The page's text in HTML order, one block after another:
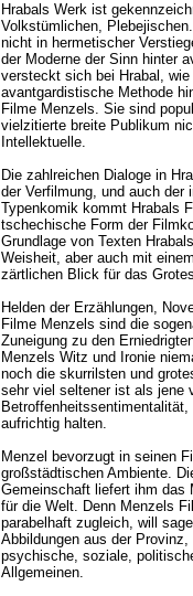
Hrabals Werk ist
Volkstümlichen,
nicht in herme­tischer
der Moderne der Sinn hinter
versteckt sich bei Hrabal,
avantgardistische Methode
Filme Menzels. Sie sind
vielzitierte breite Publikum
Intellektuelle.
Die zahlreichen Dialoge in
der Verfilmung, und auch
Typenkomik kommt Hrabals
tschechische Form der
Grundlage von Texten
Weisheit, aber auch mit
zärtlichen Blick für das
Helden der Erzählungen,
Filme Menzels sind die
Zuneigung zu den
Menzels Witz und Ironie
noch die skurrilsten und
sehr viel seltener ist als jene
aufrichtig halten.
Menzel bevorzugt in seinen
großstädtischen Ambiente.
Gemeinschaft liefert ihm das
für die Welt. Denn Menzels
parabelhaft zugleich, will
Abbildungen aus der
psychische, soziale,
Allgemeinen.